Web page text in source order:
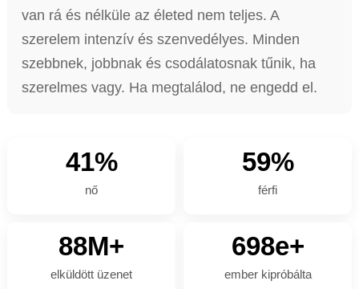
van rá és nélküle az életed nem teljes. A
szerelem intenzív és szenvedélyes. Minden
szebbnek, jobbnak és csodálatosnak tűnik, ha
szerelmes vagy. Ha megtalálod, ne engedd el.
41%
nő
59%
férfi
88M+
elküldött üzenet
698e+
ember kipróbálta